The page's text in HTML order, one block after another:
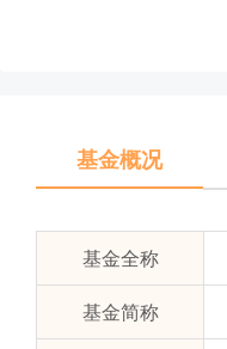
基金概况
基金全称
基金简称